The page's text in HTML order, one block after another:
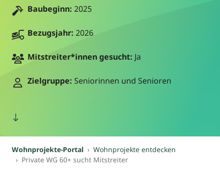
Baubeginn: 2025
Bezugsjahr: 2026
Mitstreiter*innen gesucht: Ja
Zielgruppe: Seniorinnen und Senioren
Wohnprojekte-Portal
Wohnprojekte entdecken
Private WG 60+ sucht Mitstreiter